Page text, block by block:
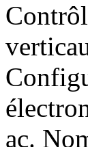
ac.